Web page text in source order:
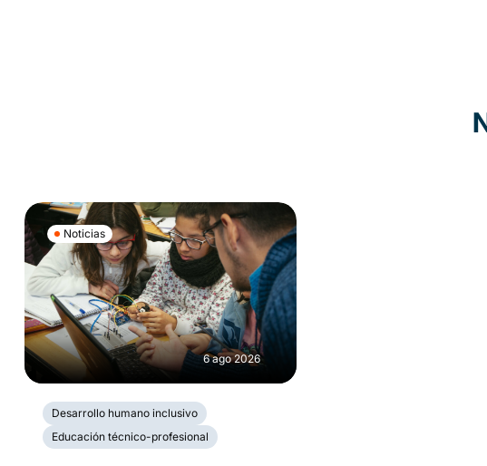
Noticias
6 ago 2026
Desarrollo humano inclusivo
Educación técnico-profesional